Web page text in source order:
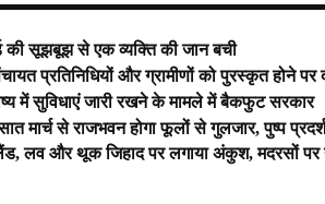
की सूझबूझ से एक व्यक्ति की जान बची
प्रतिनिधियों और ग्रामीणों को पुरस्कृत होने पर
में सुविधाएं जारी रखने के मामले में बैकफुट सरकार
मार्च से राजभवन होगा फूलों से गुलजार, पुष्प
लव और थूक जिहाद पर लगाया अंकुश, मदरसों पर